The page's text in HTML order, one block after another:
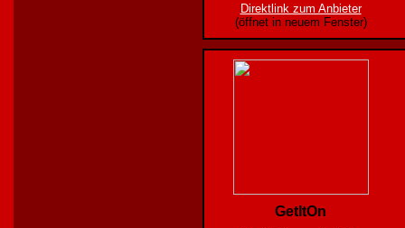
Direktlink zum Anbieter
(öffnet in neuem Fenster)
GetItOn